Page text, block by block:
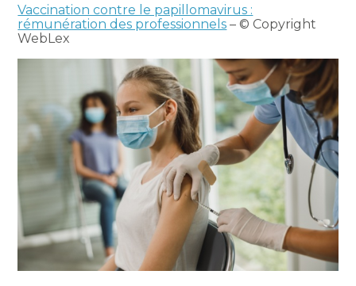
Vaccination contre le papillomavirus :
rémunération des professionnels – © Copyright
WebLex